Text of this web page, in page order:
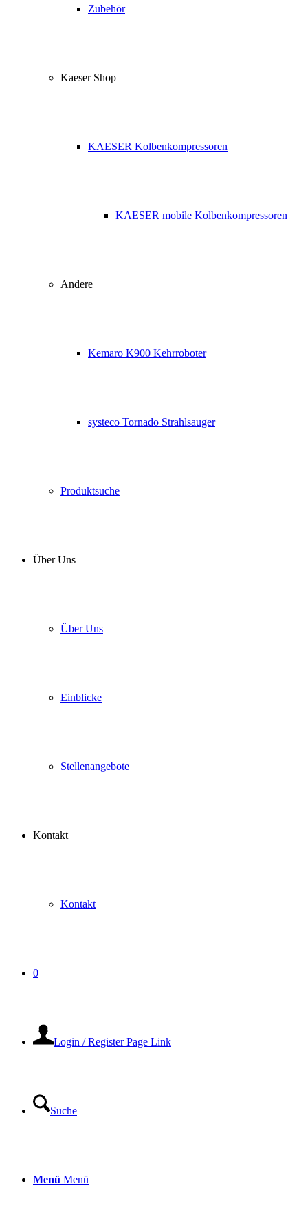
Zubehör
Kaeser Shop
KAESER Kolbenkompressoren
KAESER mobile Kolbenkompressoren
Andere
Kemaro K900 Kehrroboter
systeco Tornado Strahlsauger
Produktsuche
Über Uns
Über Uns
Einblicke
Stellenangebote
Kontakt
Kontakt
0
Login / Register Page Link
Suche
Menü Menü